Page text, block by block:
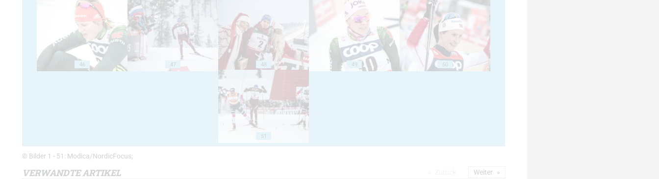
46 47 48 49 50
51
© Bilder 1 - 51: Modica/NordicFocus;
VERWANDTE ARTIKEL Weiter